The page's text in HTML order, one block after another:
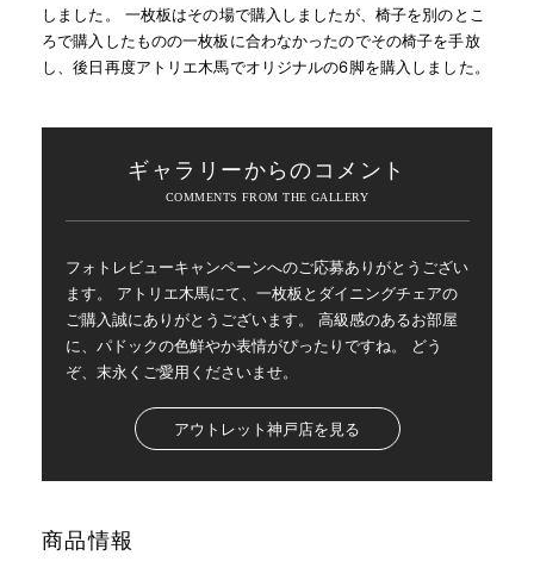
しました。 一枚板はその場で購入しましたが、椅子を別のとこ
ろで購入したものの一枚板に合わなかったのでその椅子を手放
し、後日再度アトリエ木馬でオリジナルの6脚を購入しました。
ギャラリーからのコメント
フォトレビューキャンペーンへのご応募ありがとうござい
ます。 アトリエ木馬にて、一枚板とダイニングチェアの
ご購入誠にありがとうございます。 高級感のあるお部屋
に、パドックの色鮮やか表情がぴったりですね。 どう
ぞ、末永くご愛用くださいませ。
アウトレット神戸店を見る
商品情報